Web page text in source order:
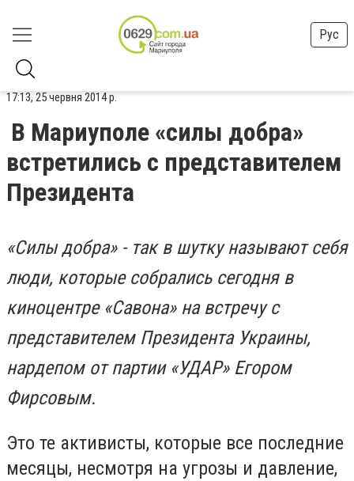
Рус
17:13, 25 червня 2014 р.
В Мариуполе «силы добра»
встретились с представителем
Президента
«Силы добра» - так в шутку называют себя
люди, которые собрались сегодня в
киноцентре «Савона» на встречу с
представителем Президента Украины,
нардепом от партии «УДАР» Егором
Фирсовым.
Это те активисты, которые все последние
месяцы, несмотря на угрозы и давление,